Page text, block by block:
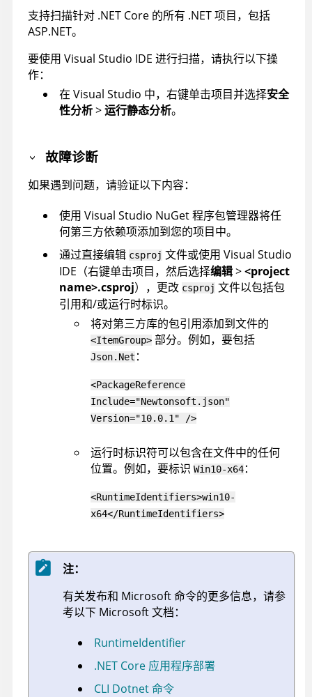
支持扫描针对 .NET Core 的所有 .NET 项目，包括
ASP.NET。
要使用 Visual Studio IDE 进行扫描，请执行以下操
作：
在 Visual Studio 中，右键单击项目并选择安全
性分析>运行静态分析。
故障诊断
如果遇到问题，请验证以下内容：
使用 Visual Studio NuGet 程序包管理器将任
何第三方依赖项添加到您的项目中。
通过直接编辑 csproj 文件或使用 Visual Studio
IDE（右键单击项目，然后选择编辑><project
name>.csproj），更改 csproj 文件以包括包
引用和/或运行时标识。
将对第三方库的包引用添加到文件的
<ItemGroup> 部分。例如，要包括
Json.Net ：
<PackageReference
Include="Newtonsoft.json"
Version="10.0.1" />
运行时标识符可以包含在文件中的任何
位置。例如，要标识 Win10-x64：
<RuntimeIdentifiers>win10-
x64</RuntimeIdentifiers>
注：
有关发布和 Microsoft 命令的更多信息，请参
考以下 Microsoft 文档：
RuntimeIdentifier
.NET Core 应用程序部署
CLI Dotnet 命令